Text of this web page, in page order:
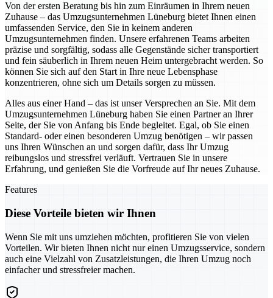
Von der ersten Beratung bis hin zum Einräumen in Ihrem neuen
Zuhause – das Umzugsunternehmen Lüneburg bietet Ihnen einen
umfassenden Service, den Sie in keinem anderen
Umzugsunternehmen finden. Unsere erfahrenen Teams arbeiten
präzise und sorgfältig, sodass alle Gegenstände sicher transportiert
und fein säuberlich in Ihrem neuen Heim untergebracht werden. So
können Sie sich auf den Start in Ihre neue Lebensphase
konzentrieren, ohne sich um Details sorgen zu müssen.
Alles aus einer Hand – das ist unser Versprechen an Sie. Mit dem
Umzugsunternehmen Lüneburg haben Sie einen Partner an Ihrer
Seite, der Sie von Anfang bis Ende begleitet. Egal, ob Sie einen
Standard- oder einen besonderen Umzug benötigen – wir passen
uns Ihren Wünschen an und sorgen dafür, dass Ihr Umzug
reibungslos und stressfrei verläuft. Vertrauen Sie in unsere
Erfahrung, und genießen Sie die Vorfreude auf Ihr neues Zuhause.
Features
Diese Vorteile bieten wir Ihnen
Wenn Sie mit uns umziehen möchten, profitieren Sie von vielen
Vorteilen. Wir bieten Ihnen nicht nur einen Umzugsservice, sondern
auch eine Vielzahl von Zusatzleistungen, die Ihren Umzug noch
einfacher und stressfreier machen.